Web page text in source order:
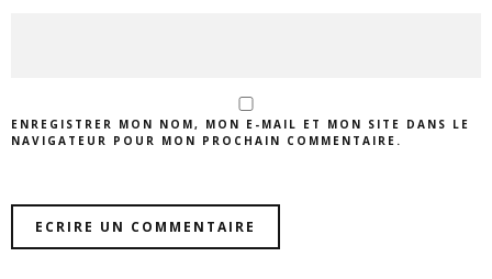
ENREGISTRER MON NOM, MON E-MAIL ET MON SITE DANS LE
NAVIGATEUR POUR MON PROCHAIN COMMENTAIRE.